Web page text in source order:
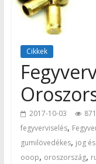
Cikkek
2017-10-03
fegyverviselés,
gumilövedékes, jog
ooop, oroszország,